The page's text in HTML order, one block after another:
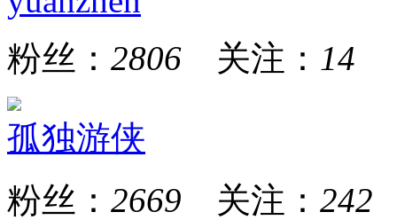
粉丝： 2806 关注： 14
孤独游侠
粉丝： 2669 关注： 242